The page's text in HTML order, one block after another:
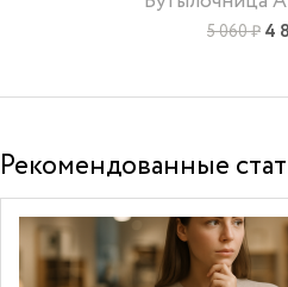
5 060 ₽ 4
Рекомендованные